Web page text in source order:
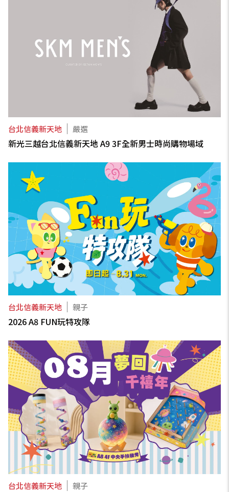
台北信義新天地 嚴選
新光三越台北信義新天地 A9 3F全新男士時尚購物場域
台北信義新天地 親子
2026 A8 FUN玩特攻隊
台北信義新天地 親子